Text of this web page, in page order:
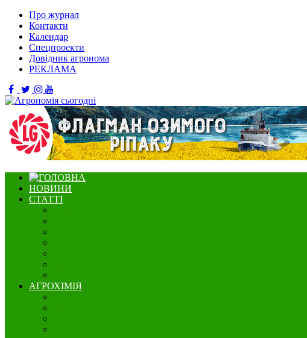
Про журнал
Контакти
Календар
Спецпроекти
Довідник агронома
РЕКЛАМА
НОВИНИ
СТАТТІ
АГРОХІМІЯ